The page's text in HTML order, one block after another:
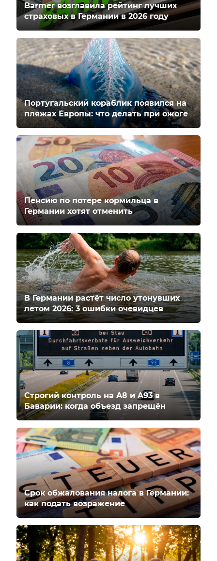
Barmer возглавила рейтинг лучших
страховых в Германии в 2026 году
Португальский кораблик появился на
пляжах Европы: что делать при ожоге
Пенсию по потере кормильца в
Германии хотят отменить
В Германии растёт число утонувших
летом 2026: 3 ошибки очевидцев
Строгий контроль на A8 и A93 в
Баварии: когда объезд запрещён
Срок обжалования налога в Германии:
как подать возражение